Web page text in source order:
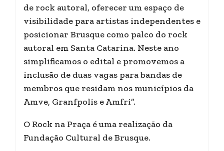
de rock autoral, oferecer um espaço de
visibilidade para artistas independentes e
posicionar Brusque como palco do rock
autoral em Santa Catarina. Neste ano
simplificamos o edital e promovemos a
inclusão de duas vagas para bandas de
membros que residam nos municípios da
Amve, Granfpolis e Amfri”.
O Rock na Praça é uma realização da
Fundação Cultural de Brusque.